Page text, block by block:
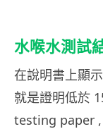
水喉水測試
在說明書上顯
就是證明低於
testing paper ,